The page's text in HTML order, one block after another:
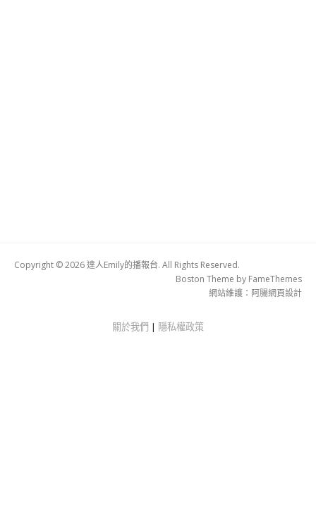
Copyright © 2026 達人Emily的播報台. All Rights Reserved.
Boston Theme by FameThemes
網站維護： 阿腸網頁設計
關於我們 | 隱私權政策